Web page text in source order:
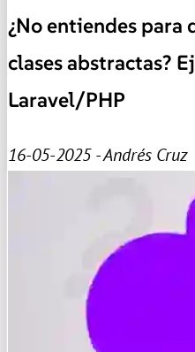
¿No entiendes para
clases abstractas?
Laravel/PHP
16-05-2025 - Andrés Cruz